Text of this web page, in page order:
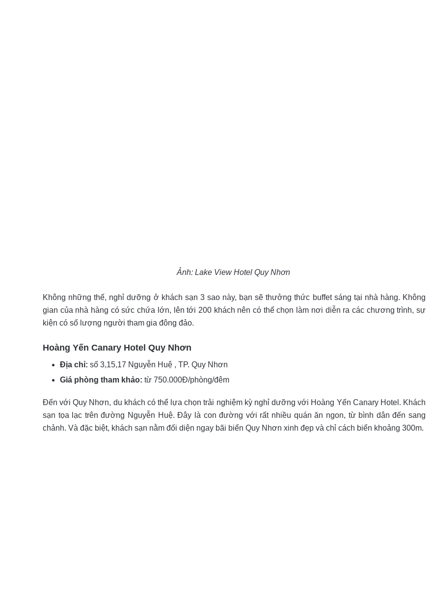
Ảnh: Lake View Hotel Quy Nhơn
Không những thế, nghỉ dưỡng ở khách sạn 3 sao này, bạn sẽ thưởng thức buffet sáng tại nhà hàng. Không
gian của nhà hàng có sức chứa lớn, lên tới 200 khách nên có thể chọn làm nơi diễn ra các chương trình, sự
kiện có số lượng người tham gia đông đảo.
Hoàng Yến Canary Hotel Quy Nhơn
Địa chỉ: số 3,15,17 Nguyễn Huệ , TP. Quy Nhơn
Giá phòng tham khảo: từ 750.000Đ/phòng/đêm
Đến với Quy Nhơn, du khách có thể lựa chọn trải nghiệm kỳ nghỉ dưỡng với Hoàng Yến Canary Hotel. Khách
sạn tọa lạc trên đường Nguyễn Huệ. Đây là con đường với rất nhiều quán ăn ngon, từ bình dân đến sang
chảnh. Và đặc biệt, khách sạn nằm đối diện ngay bãi biển Quy Nhơn xinh đẹp và chỉ cách biển khoảng 300m.